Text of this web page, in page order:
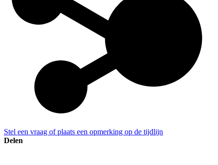
Stel een vraag of plaats een opmerking op de tijdlijn
Delen